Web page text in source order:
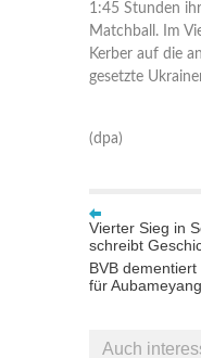
1:45 Stunden
Matchball. Im
Kerber auf die
gesetzte
(dpa)
Vierter Sieg in
schreibt
BVB
für Aubameyang
Auch